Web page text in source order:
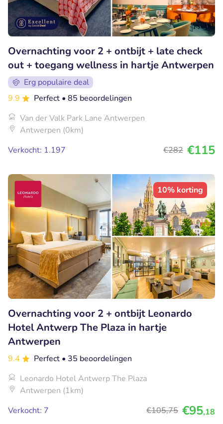
Overnachting voor 2 + ontbijt + late check
out + toegang wellness in hartje Antwerpen
Erg populaire deal
9.9
Perfect • 85 beoordelingen
Van der Valk Park Lane Antwerpen
Antwerpen (0km)
Verkocht: 1.197
€282 €115
10% korting
Overnachting voor 2 + ontbijt Leonardo
Hotel Antwerp The Plaza in hartje
Antwerpen
9.4 Perfect • 35 beoordelingen
Leonardo Hotel Antwerp The Plaza
Antwerpen (1km)
Verkocht: 7
€105,75 €95,18